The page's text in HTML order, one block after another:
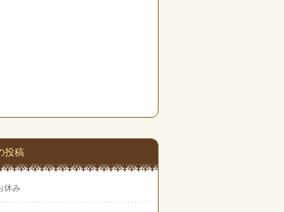
投稿
休み